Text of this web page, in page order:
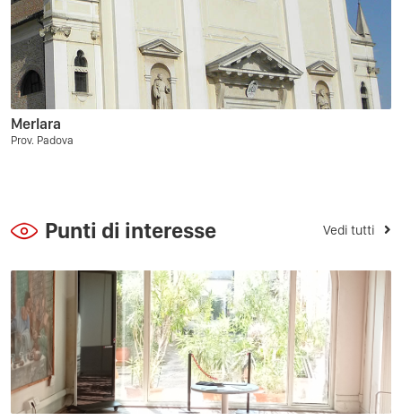
Merlara
Prov. Padova
Punti di interesse Vedi tutti